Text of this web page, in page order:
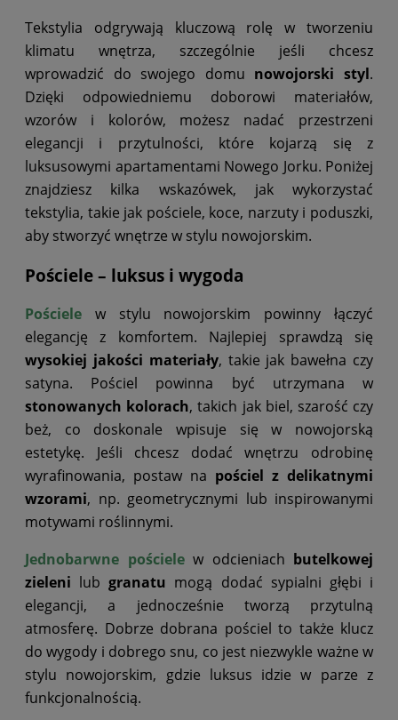
Tekstylia odgrywają kluczową rolę w tworzeniu
klimatu wnętrza, szczególnie jeśli chcesz
wprowadzić do swojego domu nowojorski styl.
Dzięki odpowiedniemu doborowi materiałów,
wzorów i kolorów, możesz nadać przestrzeni
elegancji i przytulności, które kojarzą się z
luksusowymi apartamentami Nowego Jorku. Poniżej
znajdziesz kilka wskazówek, jak wykorzystać
tekstylia, takie jak pościele, koce, narzuty i poduszki,
aby stworzyć wnętrze w stylu nowojorskim.
Pościele – luksus i wygoda
Pościele
w stylu nowojorskim powinny łączyć
elegancję z komfortem. Najlepiej sprawdzą się
wysokiej jakości materiały, takie jak bawełna czy
satyna. Pościel powinna być utrzymana w
stonowanych kolorach, takich jak biel, szarość czy
beż, co doskonale wpisuje się w nowojorską
estetykę. Jeśli chcesz dodać wnętrzu odrobinę
wyrafinowania, postaw na pościel z delikatnymi
wzorami, np. geometrycznymi lub inspirowanymi
motywami roślinnymi.
Jednobarwne pościele w odcieniach butelkowej
zieleni lubgranatu mogą dodać sypialni głębi i
elegancji, a jednocześnie tworzą przytulną
atmosferę. Dobrze dobrana pościel to także klucz
do wygody i dobrego snu, co jest niezwykle ważne w
stylu nowojorskim, gdzie luksus idzie w parze z
funkcjonalnością.